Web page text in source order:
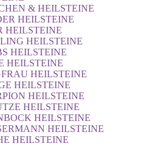
& HEILSTEINE
HEILSTEINE
HEILSTEINE
HEILSTEINE
HEILSTEINE
HEILSTEINE
HEILSTEINE
HEILSTEINE
HEILSTEINE
HEILSTEINE
HEILSTEINE
HEILSTEINE
HEILSTEINE